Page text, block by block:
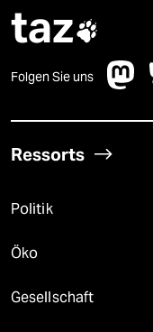
taz
Folgen Sie uns
Ressorts
Politik
Öko
Gesellschaft